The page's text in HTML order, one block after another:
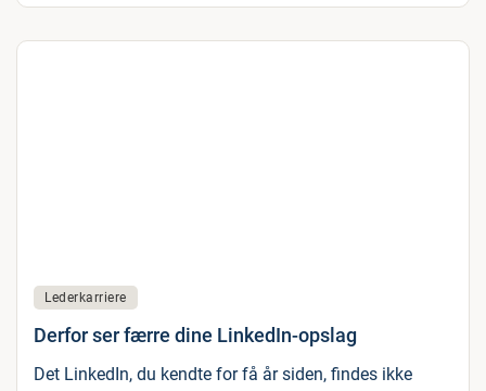
Lederkarriere
Derfor ser færre dine LinkedIn-opslag
Det LinkedIn, du kendte for få år siden, findes ikke